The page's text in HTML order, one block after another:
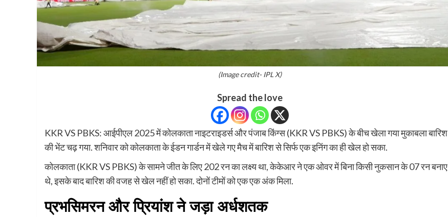
(Image credit- IPL X)
Spread the love
KKR VS PBKS: आईपीएल 2025 में कोलकाता नाइटराइडर्स और पंजाब किंग्स (KKR VS PBKS) के बीच खेला गया मुकाबला बारिश
की भेंट चढ़ गया. शनिवार को कोलकाता के ईडन गार्डन में खेले गए मैच में बारिश से सिर्फ एक इनिंग का ही खेल हो सका.
कोलकाता (KKR VS PBKS) के सामने जीत के लिए 202 रन का लक्ष्य था, केकेआर ने एक ओवर में बिना किसी नुकसान के 07 रन बनाए
थे, इसके बाद बारिश की वजह से खेल नहीं हो सका. दोनों टीमों को एक एक अंक मिला.
प्रभसिमरन और प्रियांश ने जड़ा अर्धशतक